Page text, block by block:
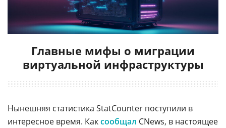
Главные мифы о миграции
виртуальной инфраструктуры
Нынешняя статистика StatСounter поступили в
интересное время. Каксообщал CNews, в настоящее